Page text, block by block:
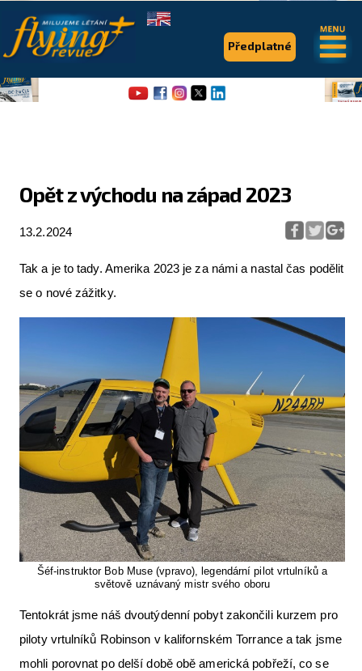
Opět z východu na západ 2023
13.2.2024
Tak a je to tady. Amerika 2023 je za námi a nastal čas podělit
se o nové zážitky.
Šéf-instruktor Bob Muse (vpravo), legendární pilot vrtulníků a
světově uznávaný mistr svého oboru
Tentokrát jsme náš dvoutýdenní pobyt zakončili kurzem pro
piloty vrtulníků Robinson v kalifornském Torrance a tak jsme
mohli porovnat po delší době obě americká pobřeží, co se
Předplatné
.
Pro piloty
Série & speciály
Letecká videa
Aktuální FR + archiv
Letecká muzea
VFR Communication app
The SAFE Guide app
Nabídky práce v letectví
Inzerujte s námi